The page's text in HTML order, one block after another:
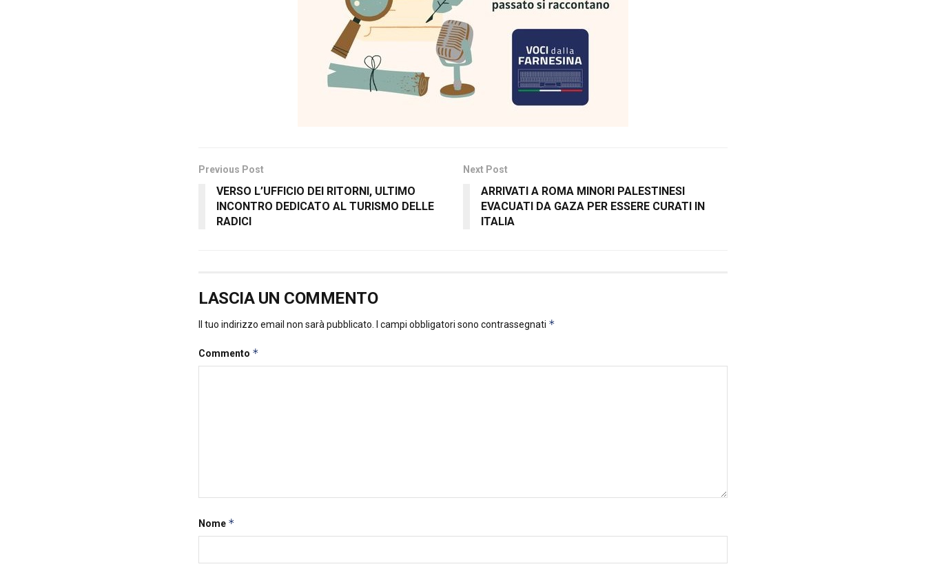
Previous Post
VERSO L’UFFICIO DEI RITORNI, ULTIMO
INCONTRO DEDICATO AL TURISMO DELLE
RADICI
Next Post
ARRIVATI A ROMA MINORI PALESTINESI
EVACUATI DA GAZA PER ESSERE CURATI IN
ITALIA
LASCIA UN COMMENTO
Il tuo indirizzo email non sarà pubblicato. I campi obbligatori sono contrassegnati *
Commento *
Nome *